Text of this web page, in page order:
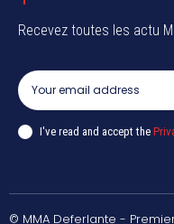
Recevez toutes les actu
I've read and accept the
© MMA Deferlante -